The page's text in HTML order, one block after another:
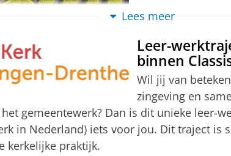
Premaster van 60 ECTS
Via een pre-master
Extra informatie:
Premaster van 60 ECTS
maar één dag in
Opbouw
blok 1)
(1e semester, blok 1)
Lees meer
Leer-
binnen
Wil jij van
zingeving en
gemeentewerk? Dan is dit unieke leer-
in Nederland) iets voor jou. Dit traject is
kerkelijke praktijk.